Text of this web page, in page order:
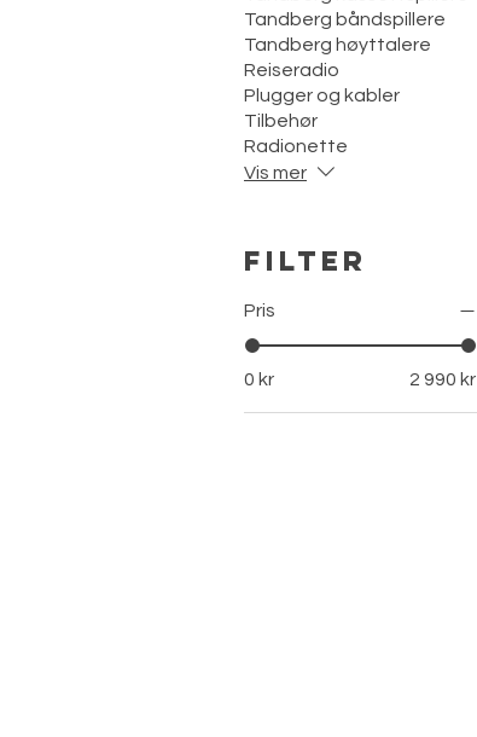
Tandberg båndspillere
Tandberg høyttalere
Reiseradio
Plugger og kabler
Tilbehør
Radionette
Vis mer
Filter
Pris
0 kr 2 990 kr